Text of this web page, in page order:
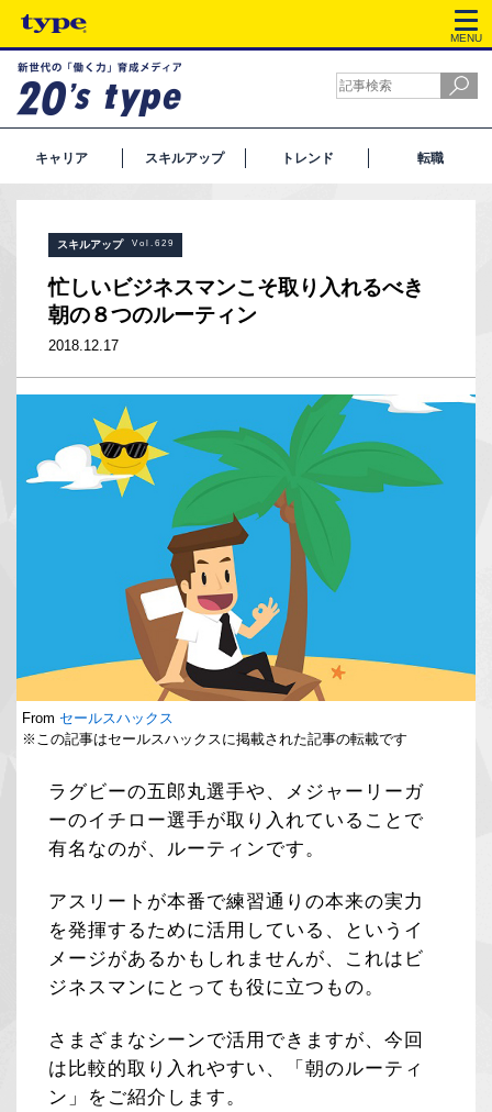
MENU
キャリア スキルアップ トレンド 転職
スキルアップ Vol.629
忙しいビジネスマンこそ取り入れるべき
朝の８つのルーティン
2018.12.17
From セールスハックス
※この記事はセールスハックスに掲載された記事の転載です
ラグビーの五郎丸選手や、メジャーリーガ
ーのイチロー選手が取り入れていることで
有名なのが、ルーティンです。
アスリートが本番で練習通りの本来の実力
を発揮するために活用している、というイ
メージがあるかもしれませんが、これはビ
ジネスマンにとっても役に立つもの。
さまざまなシーンで活用できますが、今回
は比較的取り入れやすい、「朝のルーティ
ン」をご紹介します。